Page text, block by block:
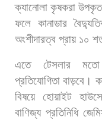
ক্যানোলা কৃষকরা উপকৃত
ফলে কানাডার
অংশীদারত্ব প্রায় ১০
এতে টেসলার মতো
প্রতিযোগিতা বাড়বে।
বিষয়ে
হোয়াইট
বাণিজ্য প্রতিনিধি